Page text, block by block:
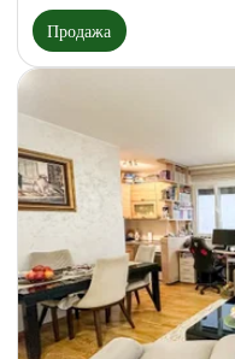
Продажа